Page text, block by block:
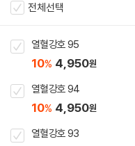
전체선택
열혈강호 95
10% 4,950원
열혈강호 94
10% 4,950원
열혈강호 93